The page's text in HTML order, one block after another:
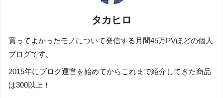
タカヒロ
買ってよかったモノについて発信する月間45万PVほどの個人
ブログです。
2015年にブログ運営を始めてからこれまで紹介してきた商品
は300以上！